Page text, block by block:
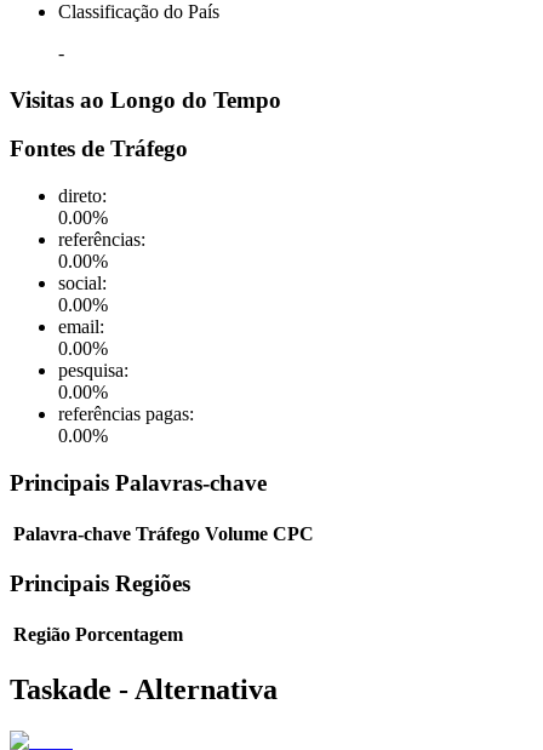
Classificação do País
-
Visitas ao Longo do Tempo
Fontes de Tráfego
direto:
0.00%
referências:
0.00%
social:
0.00%
email:
0.00%
pesquisa:
0.00%
referências pagas:
0.00%
Principais Palavras-chave
Palavra-chave Tráfego Volume CPC
Principais Regiões
Região Porcentagem
Taskade - Alternativa